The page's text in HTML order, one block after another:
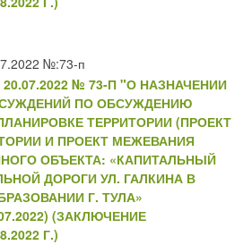
№:73-п
№ 73-П "О НАЗНАЧЕНИИ
ПО ОБСУЖДЕНИЮ
ТЕРРИТОРИИ (ПРОЕКТ
И ПРОЕКТ МЕЖЕВАНИЯ
ОБЪЕКТА: «КАПИТАЛЬНЫЙ
ДОРОГИ УЛ. ГАЛКИНА В
Г. ТУЛА»
(ЗАКЛЮЧЕНИЕ
Г.)